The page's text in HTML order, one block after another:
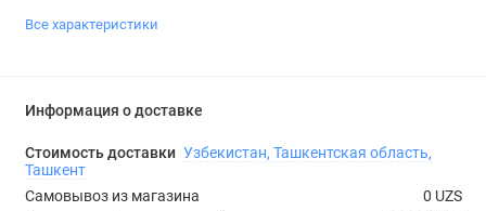
Все характеристики
Информация о доставке
Стоимость доставки Узбекистан, Ташкентская область,
Ташкент
Самовывоз из магазина
0 UZS